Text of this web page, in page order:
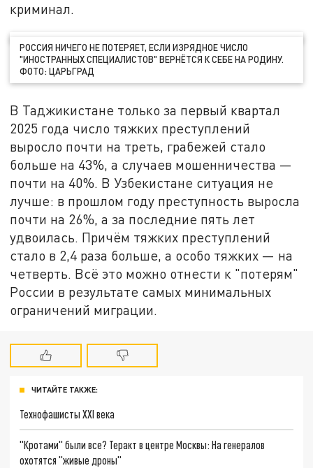
криминал.
РОССИЯ НИЧЕГО НЕ ПОТЕРЯЕТ, ЕСЛИ ИЗРЯДНОЕ ЧИСЛО
"ИНОСТРАННЫХ СПЕЦИАЛИСТОВ" ВЕРНЁТСЯ К СЕБЕ НА РОДИНУ.
ФОТО: ЦАРЬГРАД
В Таджикистане только за первый квартал
2025 года число тяжких преступлений
выросло почти на треть, грабежей стало
больше на 43%, а случаев мошенничества —
почти на 40%. В Узбекистане ситуация не
лучше: в прошлом году преступность выросла
почти на 26%, а за последние пять лет
удвоилась. Причём тяжких преступлений
стало в 2,4 раза больше, а особо тяжких — на
четверть. Всё это можно отнести к "потерям"
России в результате самых минимальных
ограничений миграции.
ЧИТАЙТЕ ТАКЖЕ:
Технофашисты XXI века
"Кротами" были все? Теракт в центре Москвы: На генералов
охотятся "живые дроны"